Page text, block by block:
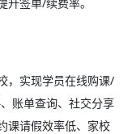
，实现学员在线购课/
账单查询、社交分享
课请假效率低、家校